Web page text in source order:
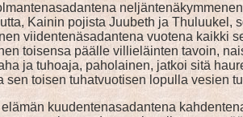
Kainin pojista Juubeth ja
viidentenäsadantena vuotena kaikki
toisensa päälle villieläinten tavoin,
ja tuhoaja, paholainen, jatkoi sitä
sen toisen tuhatvuotisen lopulla vesien
kuudentenasadantena